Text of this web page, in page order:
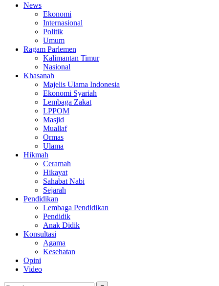
News
Ekonomi
Internasional
Politik
Umum
Ragam Parlemen
Kalimantan Timur
Nasional
Khasanah
Majelis Ulama Indonesia
Ekonomi Syariah
Lembaga Zakat
LPPOM
Masjid
Muallaf
Ormas
Ulama
Hikmah
Ceramah
Hikayat
Sahabat Nabi
Sejarah
Pendidikan
Lembaga Pendidikan
Pendidik
Anak Didik
Konsultasi
Agama
Kesehatan
Opini
Video